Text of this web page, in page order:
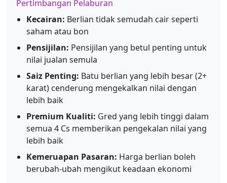
Pertimbangan Pelaburan
Kecairan: Berlian tidak semudah cair seperti
saham atau bon
Pensijilan: Pensijilan yang betul penting untuk
nilai jualan semula
Saiz Penting: Batu berlian yang lebih besar (2+
karat) cenderung mengekalkan nilai dengan
lebih baik
Premium Kualiti: Gred yang lebih tinggi dalam
semua 4 Cs memberikan pengekalan nilai yang
lebih baik
Kemeruapan Pasaran: Harga berlian boleh
berubah-ubah mengikut keadaan ekonomi